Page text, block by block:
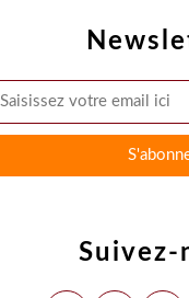
Suivez-